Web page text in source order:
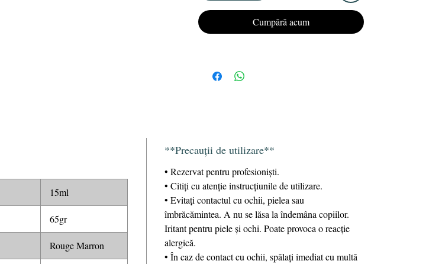
Oferă unghiilor tale un aspect impecabil, de
lungă durată cu lacul semipermanent
KRISTY DEIANU Gel Polish.
Cumpără acum
15ml
65gr
Rouge Marron
**Precauții de utilizare**
• Rezervat pentru profesioniști.
• Citiți cu atenție instrucțiunile de utilizare.
• Evitaţi contactul cu ochii, pielea sau
îmbrăcămintea. A nu se lăsa la îndemâna copiilor.
Iritant pentru piele și ochi. Poate provoca o reacție
alergică.
• În caz de contact cu ochii, spălați imediat cu multă